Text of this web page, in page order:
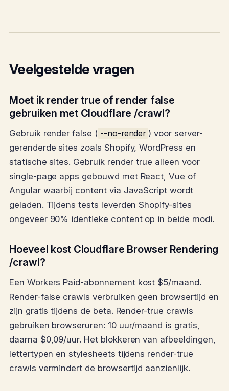
Veelgestelde vragen
Moet ik render true of render false
gebruiken met Cloudflare /crawl?
Gebruik render false ( --no-render ) voor server-
gerenderde sites zoals Shopify, WordPress en
statische sites. Gebruik render true alleen voor
single-page apps gebouwd met React, Vue of
Angular waarbij content via JavaScript wordt
geladen. Tijdens tests leverden Shopify-sites
ongeveer 90% identieke content op in beide modi.
Hoeveel kost Cloudflare Browser Rendering
/crawl?
Een Workers Paid-abonnement kost $5/maand.
Render-false crawls verbruiken geen browsertijd en
zijn gratis tijdens de beta. Render-true crawls
gebruiken browseruren: 10 uur/maand is gratis,
daarna $0,09/uur. Het blokkeren van afbeeldingen,
lettertypen en stylesheets tijdens render-true
crawls vermindert de browsertijd aanzienlijk.